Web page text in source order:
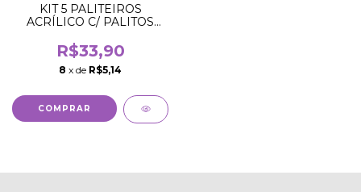
KIT 5 PALITEIROS
ACRÍLICO C/ PALITOS
BEGE
R$33,90
8 x de R$5,14